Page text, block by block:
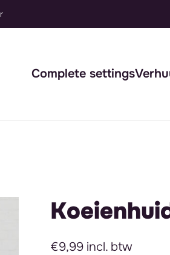
Complete settings
€9,99 incl. btw